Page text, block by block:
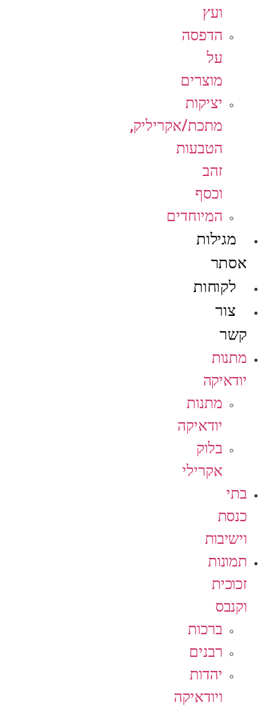
ועץ
הדפסה
על
מוצרים
יציקות
מתכת/אקריליק,
הטבעות
זהב
וכסף
המיוחדים
מגילות
אסתר
לקוחות
צור
קשר
מתנות
יודאיקה
מתנות
יודאיקה
בלוק
אקרילי
בתי
כנסת
וישיבות
תמונות
זכוכית
וקנבס
ברכות
רבנים
יהדות
ויודאיקה